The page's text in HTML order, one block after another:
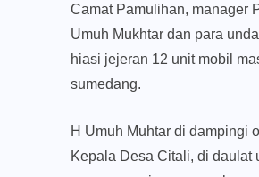
Camat Pamulihan, manager
Umuh Mukhtar dan para
hiasi jejeran 12 unit mobil
sumedang.
H Umuh Muhtar di dampingi
Kepala Desa Citali, di daulat